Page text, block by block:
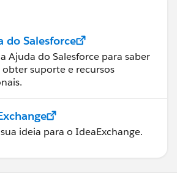
do Salesforce
Ajuda do Salesforce para saber
suporte e recursos
ideia para o IdeaExchange.